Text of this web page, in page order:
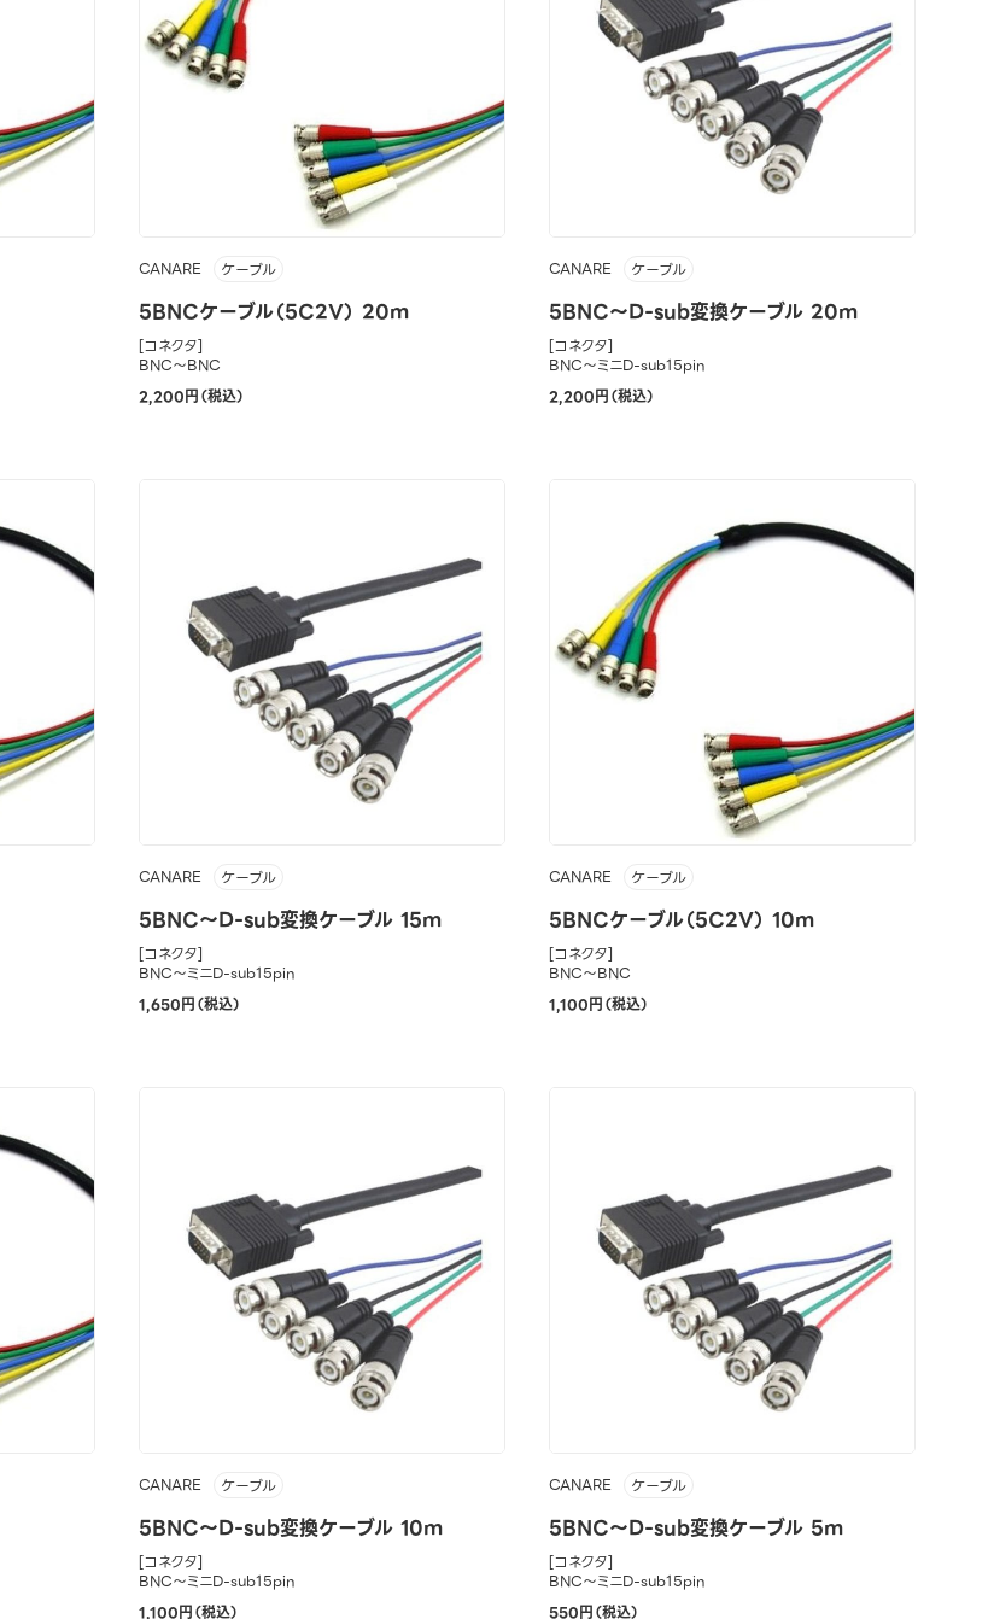
CANARE ケーブル
5BNCケーブル（5C2V） 20m
[コネクタ]
BNC～BNC
2,200円（税込）
CANARE ケーブル
5BNC～D-sub変換ケーブル 20m
[コネクタ]
BNC～ミニD-sub15pin
2,200円（税込）
CANARE ケーブル
5BNC～D-sub変換ケーブル 15m
[コネクタ]
BNC～ミニD-sub15pin
1,650円（税込）
CANARE ケーブル
5BNCケーブル（5C2V） 10m
[コネクタ]
BNC～BNC
1,100円（税込）
CANARE ケーブル
5BNC～D-sub変換ケーブル 10m
[コネクタ]
BNC～ミニD-sub15pin
1,100円（税込）
CANARE ケーブル
5BNC～D-sub変換ケーブル 5m
[コネクタ]
BNC～ミニD-sub15pin
550円（税込）